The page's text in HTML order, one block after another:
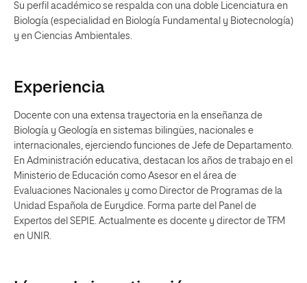
Su perfil académico se respalda con una doble Licenciatura en
Biología (especialidad en Biología Fundamental y Biotecnología)
y en Ciencias Ambientales.
Experiencia
Docente con una extensa trayectoria en la enseñanza de
Biología y Geología en sistemas bilingües, nacionales e
internacionales, ejerciendo funciones de Jefe de Departamento.
En Administración educativa, destacan los años de trabajo en el
Ministerio de Educación como Asesor en el área de
Evaluaciones Nacionales y como Director de Programas de la
Unidad Española de Eurydice. Forma parte del Panel de
Expertos del SEPIE. Actualmente es docente y director de TFM
en UNIR.